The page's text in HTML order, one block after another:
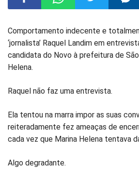
Compartilhar
no
Compartilhar
no
Compartilhar
no
no
Comportamento indecente e
‘jornalista’ Raquel Landim em
candidata do Novo à prefeitura de
Helena.
Raquel não faz uma entrevista.
Ela tentou na marra impor as suas
reiteradamente fez ameaças de
cada vez que Marina Helena tentava
Algo degradante.